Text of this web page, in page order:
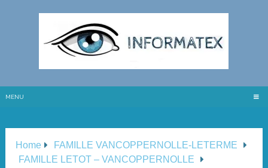
MENU
Home
FAMILLE VANCOPPERNOLLE-LETERME
FAMILLE LETOT – VANCOPPERNOLLE